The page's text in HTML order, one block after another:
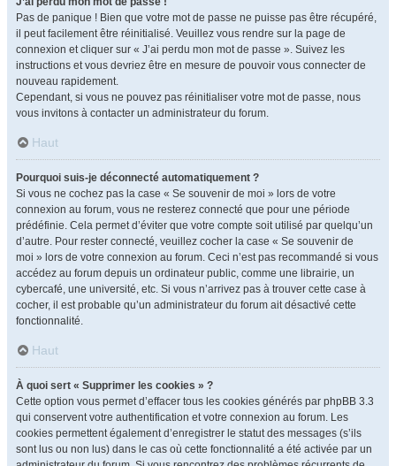
Pas de panique ! Bien que votre mot de passe ne puisse pas être récupéré,
il peut facilement être réinitialisé. Veuillez vous rendre sur la page de
connexion et cliquer sur « J’ai perdu mon mot de passe ». Suivez les
instructions et vous devriez être en mesure de pouvoir vous connecter de
nouveau rapidement.
Cependant, si vous ne pouvez pas réinitialiser votre mot de passe, nous
vous invitons à contacter un administrateur du forum.
Haut
Pourquoi suis-je déconnecté automatiquement ?
Si vous ne cochez pas la case « Se souvenir de moi » lors de votre
connexion au forum, vous ne resterez connecté que pour une période
prédéfinie. Cela permet d’éviter que votre compte soit utilisé par quelqu’un
d’autre. Pour rester connecté, veuillez cocher la case « Se souvenir de
moi » lors de votre connexion au forum. Ceci n’est pas recommandé si vous
accédez au forum depuis un ordinateur public, comme une librairie, un
cybercafé, une université, etc. Si vous n’arrivez pas à trouver cette case à
cocher, il est probable qu’un administrateur du forum ait désactivé cette
fonctionnalité.
Haut
À quoi sert « Supprimer les cookies » ?
Cette option vous permet d’effacer tous les cookies générés par phpBB 3.3
qui conservent votre authentification et votre connexion au forum. Les
cookies permettent également d’enregistrer le statut des messages (s’ils
sont lus ou non lus) dans le cas où cette fonctionnalité a été activée par un